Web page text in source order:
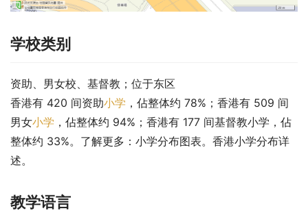
学校类别
资助、男女校、基督教；位于东区
香港有 420 间资助小学 ，佔整体约 78%；香港有 509 间
男女小学 ，佔整体约 94%；香港有 177 间基督教小学，佔
整体约 33%。了解更多：小学分布图表。香港小学分布详
述。
教学语言